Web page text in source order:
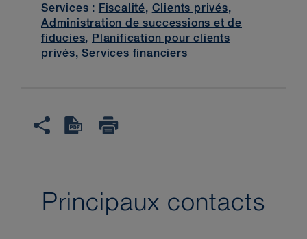
Services : Fiscalité, Clients privés,
Administration de successions et de
fiducies, Planification pour clients
privés,Services financiers
Principaux contacts